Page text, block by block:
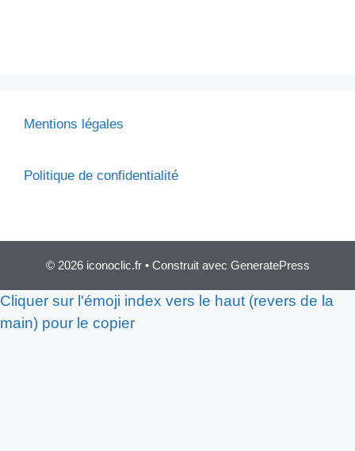
Mentions légales
Politique de confidentialité
© 2026 iconoclic.fr• Construit avec GeneratePress
Cliquer sur l'émoji index vers le haut (revers de la
main) pour le copier